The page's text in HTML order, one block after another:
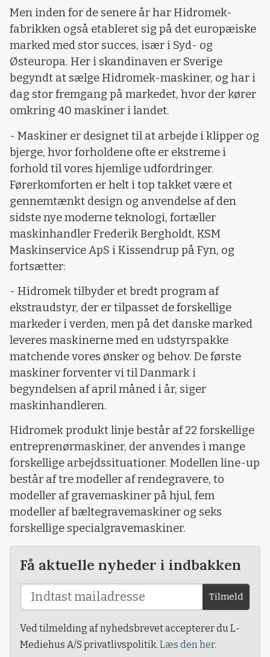
Men inden for de senere år har Hidromek-
fabrikken også etableret sig på det europæiske
marked med stor succes, især i Syd- og
Østeuropa. Her i skandinaven er Sverige
begyndt at sælge Hidromek-maskiner, og har i
dag stor fremgang på markedet, hvor der kører
omkring 40 maskiner i landet.
- Maskiner er designet til at arbejde i klipper og
bjerge, hvor forholdene ofte er ekstreme i
forhold til vores hjemlige udfordringer.
Førerkomforten er helt i top takket være et
gennemtænkt design og anvendelse af den
sidste nye moderne teknologi, fortæller
maskinhandler Frederik Bergholdt, KSM
Maskinservice ApS i Kissendrup på Fyn, og
fortsætter:
- Hidromek tilbyder et bredt program af
ekstraudstyr, der er tilpasset de forskellige
markeder i verden, men på det danske marked
leveres maskinerne med en udstyrspakke
matchende vores ønsker og behov. De første
maskiner forventer vi til Danmark i
begyndelsen af april måned i år, siger
maskinhandleren.
Hidromek produkt linje består af 22 forskellige
entreprenørmaskiner, der anvendes i mange
forskellige arbejdssituationer. Modellen line-up
består af tre modeller af rendegravere, to
modeller af gravemaskiner på hjul, fem
modeller af bæltegravemaskiner og seks
forskellige specialgravemaskiner.
Få aktuelle nyheder i indbakken
Tilmeld
Ved tilmelding af nyhedsbrevet accepterer du L-
Mediehus A/S privatlivspolitik. Læs den her.